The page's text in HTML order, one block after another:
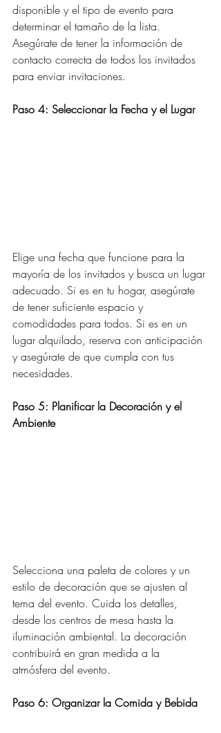
disponible y el tipo de evento para
determinar el tamaño de la lista.
Asegúrate de tener la información de
contacto correcta de todos los invitados
para enviar invitaciones.
Paso 4: Seleccionar la Fecha y el Lugar
Elige una fecha que funcione para la
mayoría de los invitados y busca un lugar
adecuado. Si es en tu hogar, asegúrate
de tener suficiente espacio y
comodidades para todos. Si es en un
lugar alquilado, reserva con anticipación
y asegúrate de que cumpla con tus
necesidades.
Paso 5: Planificar la Decoración y el
Ambiente
Selecciona una paleta de colores y un
estilo de decoración que se ajusten al
tema del evento. Cuida los detalles,
desde los centros de mesa hasta la
iluminación ambiental. La decoración
contribuirá en gran medida a la
atmósfera del evento.
Paso 6: Organizar la Comida y Bebida